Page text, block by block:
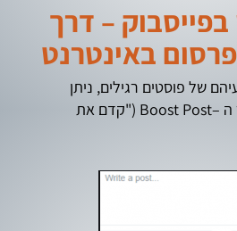
– דרך
באינטרנט
של פוסטים רגילים, ניתן
להשתמש למשל בכפתור ה –Boost Post ("קדם את